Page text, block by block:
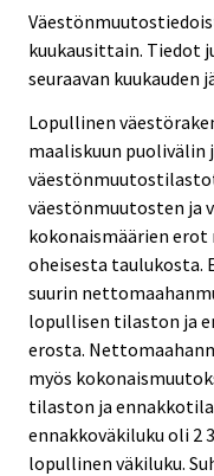
kuukausittain. Tiedot
seuraavan kuukauden
Lopullinen
maaliskuun puolivälin
väestönmuutosten ja
kokonaismäärien
oheisesta taulukosta.
suurin
lopullisen tilaston ja
erosta.
myös
tilaston ja
ennakkoväkiluku oli 2
lopullinen väkiluku.